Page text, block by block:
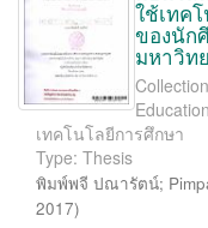
ใช้เทค
ของนัก
มหาวิท
เทคโนโลยีการศึกษา
Type: Thesis
พิมพ์พจี ปณารัตน์;
2017)